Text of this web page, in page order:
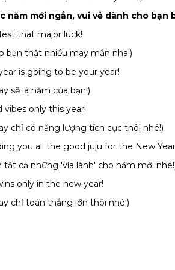
năm mới ngắn, vui vẻ dành cho bạn
that major luck!
bạn thật nhiều may mắn nha!)
is going to be your year!
sẽ là năm của bạn!)
vibes only this year!
chỉ có năng lượng tích cực thôi nhé!)
you all the good juju for the New
tất cả những 'vía lành' cho năm mới
only in the new year!
chỉ toàn thắng lớn thôi nhé!)